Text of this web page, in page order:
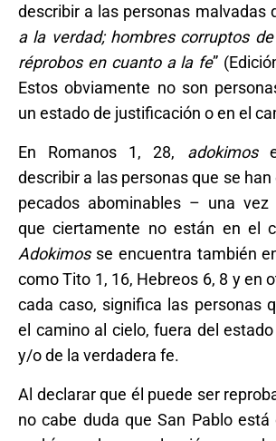
describir a las personas malvadas
a la verdad; hombres corruptos
réprobos en cuanto a la fe”
Estos obviamente no son
un estado de justificación o en el
En Romanos 1, 28, adokimos
describir a las personas que se
pecados abominables – una vez
que ciertamente no están en el
Adokimosse encuentra también
como Tito 1, 16, Hebreos 6, 8 y en
cada caso, significa las personas
el camino al cielo, fuera del
y/o de la verdadera fe.
Al declarar que él puede ser
no cabe duda que San Pablo está